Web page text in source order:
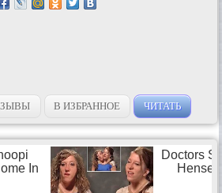
В ИЗБРАННОЕ ЧИТАТЬ